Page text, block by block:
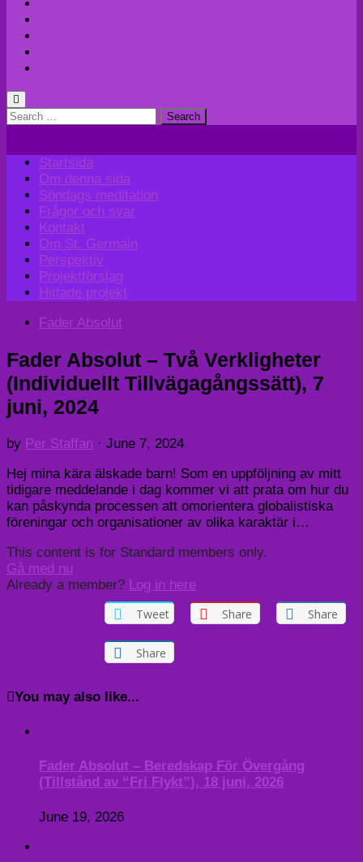
Search
Startsida
Om denna sida
Söndags meditation
Frågor och svar
Kontakt
Om St. Germain
Perspektiv
Projektförslag
Hittade projekt
Fader Absolut
Fader Absolut – Två Verkligheter
(Individuellt Tillvägagångssätt), 7
juni, 2024
by Per Staffan · June 7, 2024
Hej mina kära älskade barn! Som en uppföljning av mitt
tidigare meddelande i dag kommer vi att prata om hur du
kan påskynda processen att omorientera globalistiska
föreningar och organisationer av olika karaktär i…
This content is for Standard members only.
Gå med nu
Already a member? Log in here
Tweet
Share Share
Share
You may also like...
Fader Absolut – Beredskap För Övergång
(Tillstånd av “Fri Flykt”), 18 juni, 2026
June 19, 2026